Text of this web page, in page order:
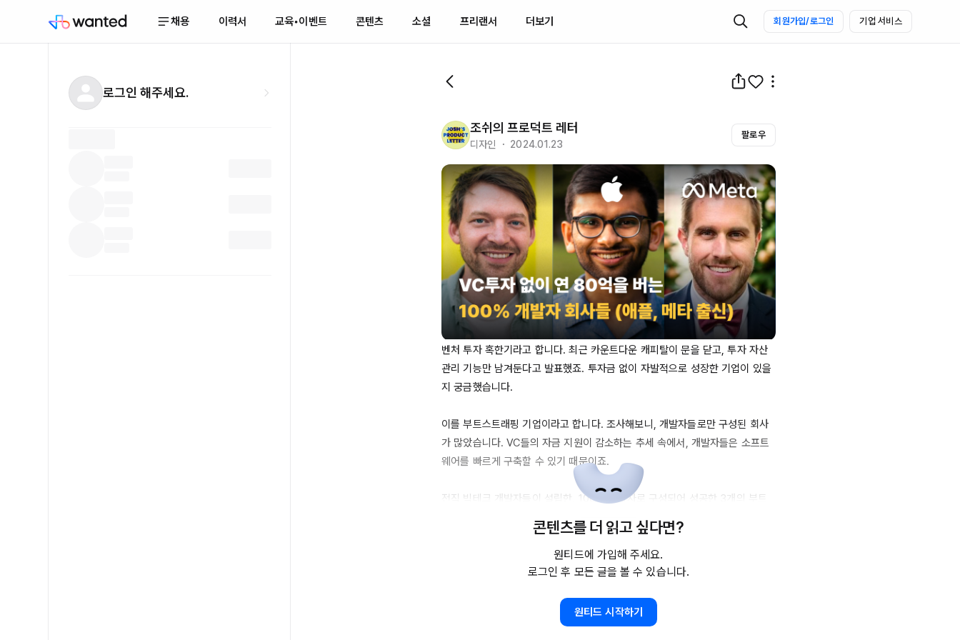
채용 이력서 교육•이벤트 콘텐츠 소셜 프리랜서 더보기 회원가입/로그인 기업 서비스
로그인 해주세요.
조쉬의 프로덕트 레터
디자인 ・ 2024.01.23
팔로우
벤처 투자 혹한기라고 합니다. 최근 카운트다운 캐피탈이 문을 닫고, 투자 자산
관리 기능만 남겨둔다고 발표했죠. 투자금 없이 자발적으로 성장한 기업이 있을
지 궁금했습니다.
이를 부트스트래핑 기업이라고 합니다. 조사해보니, 개발자들로만 구성된 회사
가 많았습니다. VC들의 자금 지원이 감소하는 추세 속에서, 개발자들은 소프트
웨어를 빠르게 구축할 수 있기 때문이죠.
전직 빅테크 개발자들이 설립한, 100% 개발자로 구성되어 성공한 3개의 부트
: 폼 임베드 제품 (전 Apple
콘텐츠를 더 읽고 싶다면?
원티드에 가입해 주세요.
로그인 후 모든 글을 볼 수 있습니다.
원티드 시작하기